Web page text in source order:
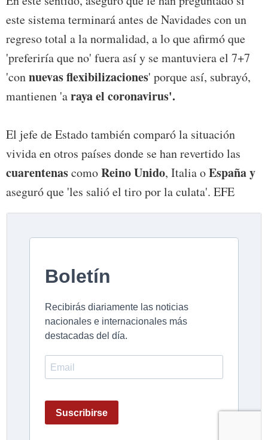
este sistema terminará antes de Navidades con un
regreso total a la normalidad, a lo que afirmó que
'preferiría que no' fuera así y se mantuviera el 7+7
'connuevas flexibilizaciones' porque así, subrayó,
mantienen 'araya el coronavirus'.
El jefe de Estado también comparó la situación
vivida en otros países donde se han revertido las
cuarentenascomoReino Unido, Italia oEspaña y
aseguró que 'les salió el tiro por la culata'. EFE